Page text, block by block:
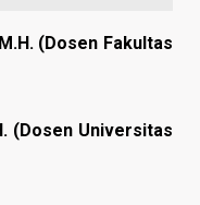
(Dosen Fakultas
(Dosen Universitas